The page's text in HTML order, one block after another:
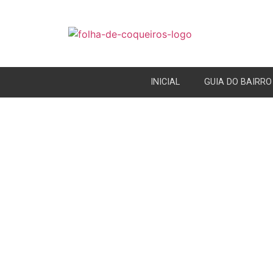
INICIAL GUIA DO BAIRRO